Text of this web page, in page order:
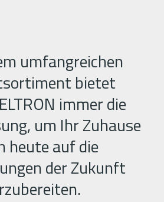
umfangreichen
bietet
immer die
um Ihr Zuhause
heute auf die
der Zukunft